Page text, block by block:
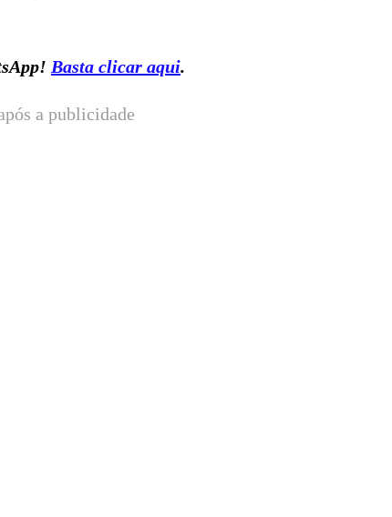
Basta clicar aqui.
a publicidade